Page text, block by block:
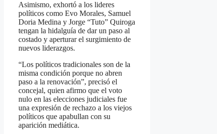
Asimismo, exhortó a los lideres
políticos como Evo Morales, Samuel
Doria Medina y Jorge “Tuto” Quiroga
tengan la hidalguía de dar un paso al
costado y aperturar el surgimiento de
nuevos liderazgos.
“Los políticos tradicionales son de la
misma condición porque no abren
paso a la renovación”, precisó el
concejal, quien afirmo que el voto
nulo en las elecciones judiciales fue
una expresión de rechazo a los viejos
políticos que apabullan con su
aparición mediática.